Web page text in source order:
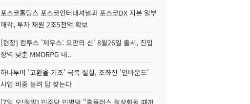
포스코홀딩스 포스코인터내셔널과 포스코DX 지분 일부
매각, 투자 재원 2조5천억 확보
[현장] 컴투스 '제우스: 오만의 신' 8월26일 출시, 진입
장벽 낮춘 MMORPG 내..
하나투어 '고환율 기조' 극복 절실, 조좌진 '인바운드'
사업 비중 늘려 답 찾는다
[7일 오!정말] 민주당 민병덕 "홈플러스 정상화될 때까